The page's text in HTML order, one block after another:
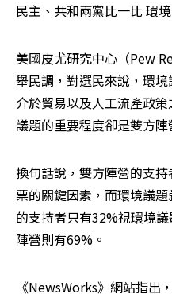
民主、共和兩黨比一比 環
美國皮尤研究中心（Pew
舉民調，對選民來說，環
介於貿易以及人工流產政
議題的重要程度卻是雙方陣
換句話說，雙方陣營的支
票的關鍵因素，而環境議
的支持者只有32%視環境
陣營則有69%。
《NewsWorks》網站指出